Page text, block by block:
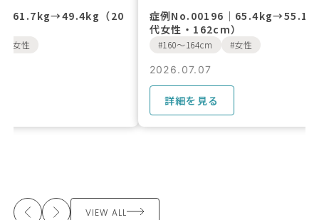
症例No.00196｜65.4kg→55.1kg（30
症例
VIEW ALL